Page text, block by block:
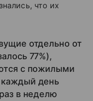
что их
отдельно от
77%),
с пожилыми
день
в неделю